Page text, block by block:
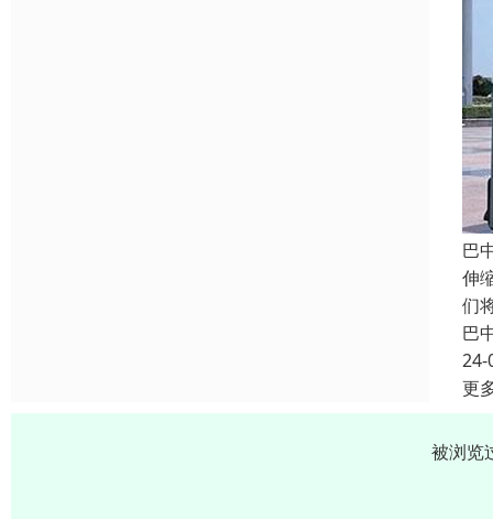
巴
伸
们
巴
24-
更
被浏览